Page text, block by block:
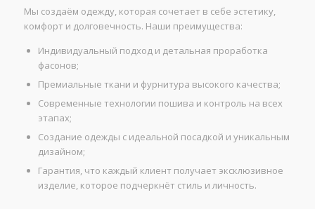
Мы создаём одежду, которая сочетает в себе эстетику,
комфорт и долговечность. Наши преимущества:
Индивидуальный подход и детальная проработка
фасонов;
Премиальные ткани и фурнитура высокого качества;
Современные технологии пошива и контроль на всех
этапах;
Создание одежды с идеальной посадкой и уникальным
дизайном;
Гарантия, что каждый клиент получает эксклюзивное
изделие, которое подчеркнёт стиль и личность.